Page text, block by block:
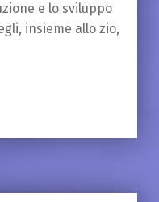
e lo sviluppo
insieme allo zio,